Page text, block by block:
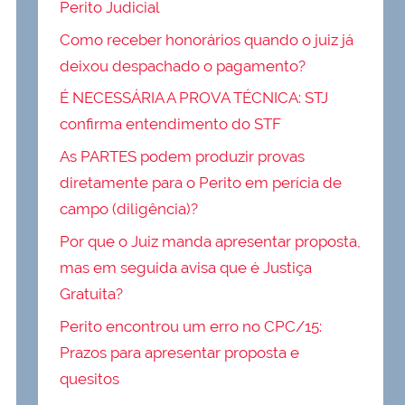
Perito Judicial
Como receber honorários quando o juiz já
deixou despachado o pagamento?
É NECESSÁRIA A PROVA TÉCNICA: STJ
confirma entendimento do STF
As PARTES podem produzir provas
diretamente para o Perito em perícia de
campo (diligência)?
Por que o Juiz manda apresentar proposta,
mas em seguida avisa que é Justiça
Gratuita?
Perito encontrou um erro no CPC/15:
Prazos para apresentar proposta e
quesitos